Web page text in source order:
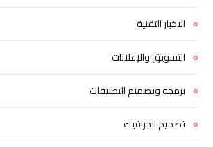
الاخبار التقنية
التسويق والإعلانات
برمجة وتصميم التطبيقات
تصميم الجرافيك